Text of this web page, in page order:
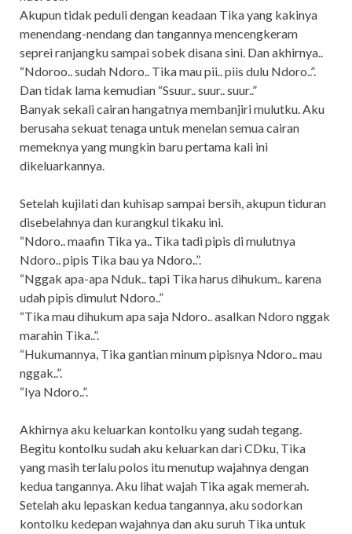
Akupun tidak peduli dengan keadaan Tika yang kakinya
menendang-nendang dan tangannya mencengkeram
seprei ranjangku sampai sobek disana sini. Dan akhirnya..
“Ndoroo.. sudah Ndoro.. Tika mau pii.. piis dulu Ndoro..”.
Dan tidak lama kemudian “Ssuur.. suur.. suur..”
Banyak sekali cairan hangatnya membanjiri mulutku. Aku
berusaha sekuat tenaga untuk menelan semua cairan
memeknya yang mungkin baru pertama kali ini
dikeluarkannya.
Setelah kujilati dan kuhisap sampai bersih, akupun tiduran
disebelahnya dan kurangkul tikaku ini.
“Ndoro.. maafin Tika ya.. Tika tadi pipis di mulutnya
Ndoro.. pipis Tika bau ya Ndoro..”.
“Nggak apa-apa Nduk.. tapi Tika harus dihukum.. karena
udah pipis dimulut Ndoro..”
“Tika mau dihukum apa saja Ndoro.. asalkan Ndoro nggak
marahin Tika..”.
“Hukumannya, Tika gantian minum pipisnya Ndoro.. mau
nggak..”.
“Iya Ndoro..”.
Akhirnya aku keluarkan kontolku yang sudah tegang.
Begitu kontolku sudah aku keluarkan dari CDku, Tika
yang masih terlalu polos itu menutup wajahnya dengan
kedua tangannya. Aku lihat wajah Tika agak memerah.
Setelah aku lepaskan kedua tangannya, aku sodorkan
kontolku kedepan wajahnya dan aku suruh Tika untuk